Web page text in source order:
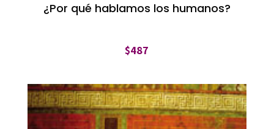
¿Por qué hablamos los humanos?
$487